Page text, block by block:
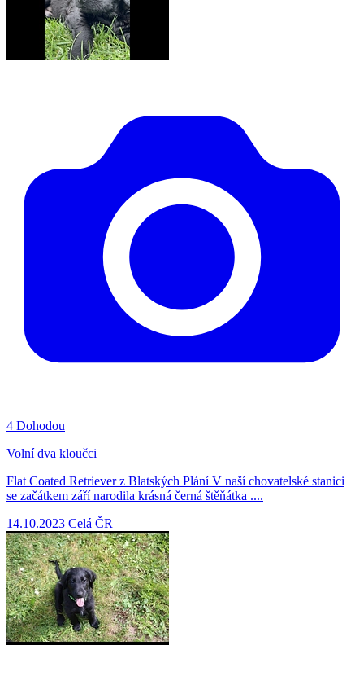
4 Dohodou
Volní dva kloučci
Flat Coated Retriever z Blatských Plání V naší chovatelské stanici
se začátkem září narodila krásná černá štěňátka ....
14.10.2023 Celá ČR